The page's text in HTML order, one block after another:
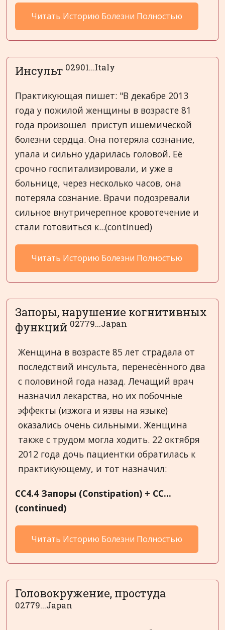
Читать Историю Болезни Полностью
Инсульт 02901...Italy
Практикующая пишет: "В декабре 2013
года у пожилой женщины в возрасте 81
года произошел приступ ишемической
болезни сердца. Она потеряла сознание,
упала и сильно ударилась головой. Её
срочно госпитализировали, и уже в
больнице, через несколько часов, она
потеряла сознание. Врачи подозревали
сильное внутричерепное кровотечение и
стали готовиться к...(continued)
Читать Историю Болезни Полностью
Запоры, нарушение когнитивных
функций 02779...Japan
Женщина в возрасте 85 лет страдала от
последствий инсульта, перенесённого два
с половиной года назад. Лечащий врач
назначил лекарства, но их побочные
эффекты (изжога и язвы на языке)
оказались очень сильными. Женщина
также с трудом могла ходить. 22 октября
2012 года дочь пациентки обратилась к
практикующему, и тот назначил:
CC4.4 Запоры (Constipation) + CC...
(continued)
Читать Историю Болезни Полностью
Головокружение, простуда
02779...Japan